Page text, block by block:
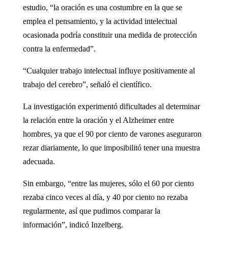
estudio, “la oración es una costumbre en la que se
emplea el pensamiento, y la actividad intelectual
ocasionada podría constituir una medida de protección
contra la enfermedad”.
“Cualquier trabajo intelectual influye positivamente al
trabajo del cerebro”, señaló el científico.
La investigación experimentó dificultades al determinar
la relación entre la oración y el Alzheimer entre
hombres, ya que el 90 por ciento de varones aseguraron
rezar diariamente, lo que imposibilitó tener una muestra
adecuada.
Sin embargo, “entre las mujeres, sólo el 60 por ciento
rezaba cinco veces al día, y 40 por ciento no rezaba
regularmente, así que pudimos comparar la
información”, indicó Inzelberg.